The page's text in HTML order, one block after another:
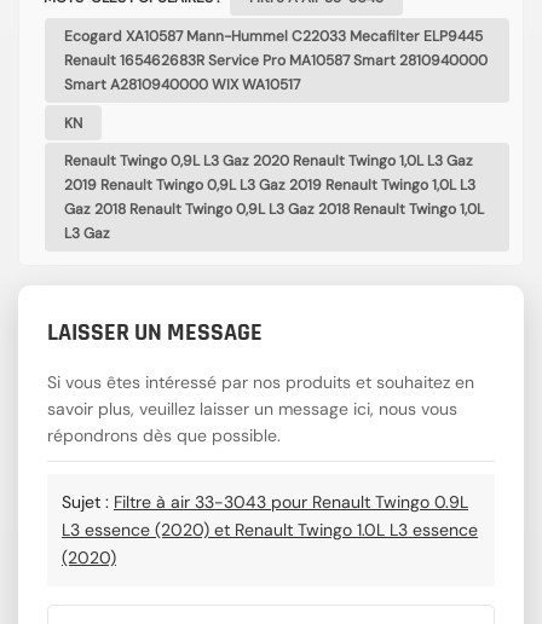
Ecogard XA10587 Mann-Hummel C22033 Mecafilter ELP9445
Renault 165462683R Service Pro MA10587 Smart 2810940000
Smart A2810940000 WIX WA10517
KN
Renault Twingo 0,9L L3 Gaz 2020 Renault Twingo 1,0L L3 Gaz
2019 Renault Twingo 0,9L L3 Gaz 2019 Renault Twingo 1,0L L3
Gaz 2018 Renault Twingo 0,9L L3 Gaz 2018 Renault Twingo 1,0L
L3 Gaz
LAISSER UN MESSAGE
Si vous êtes intéressé par nos produits et souhaitez en
savoir plus, veuillez laisser un message ici, nous vous
répondrons dès que possible.
Sujet : Filtre à air 33-3043 pour Renault Twingo 0.9L
L3 essence (2020) et Renault Twingo 1.0L L3 essence
(2020)